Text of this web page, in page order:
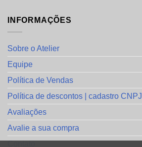
INFORMAÇÕES
Sobre o Atelier
Equipe
Política de Vendas
Política de descontos | cadastro CNPJ
Avaliações
Avalie a sua compra